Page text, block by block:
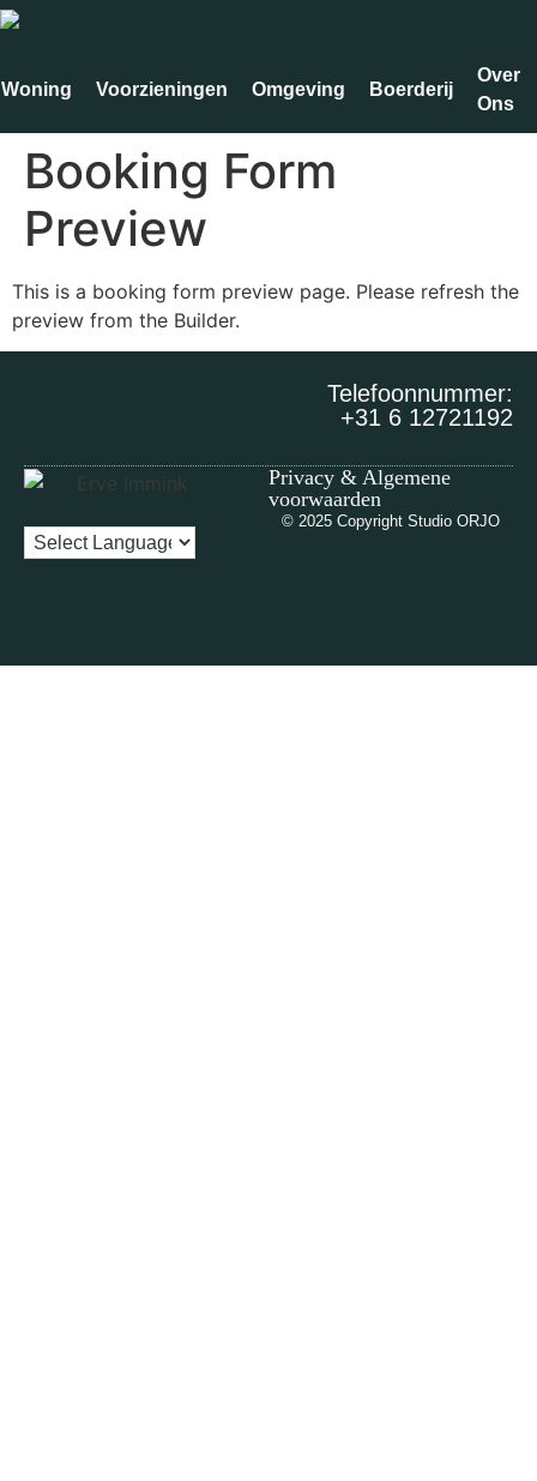
de
Woning Voorzieningen Omgeving Boerderij
Over
Ons
Booking Form
Preview
This is a booking form preview page. Please refresh the
preview from the Builder.
Telefoonnummer:
‪+31 6 12721192‬
Privacy & Algemene
voorwaarden
© 2025 Copyright Studio ORJO